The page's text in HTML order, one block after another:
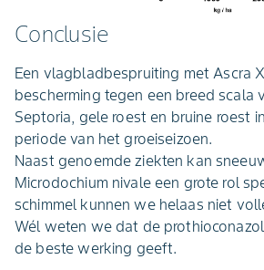
Conclusie
Een vlagbladbespruiting met Ascra
bescherming tegen een breed scala
Septoria, gele roest en bruine roest
periode van het groeiseizoen.
Naast genoemde ziekten kan
Microdochium nivale een grote rol
schimmel kunnen we helaas niet
Wél weten we dat de
de beste werking geeft.